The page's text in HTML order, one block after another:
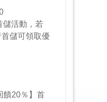
儲活動，若
儲可領取優
饋20％】首